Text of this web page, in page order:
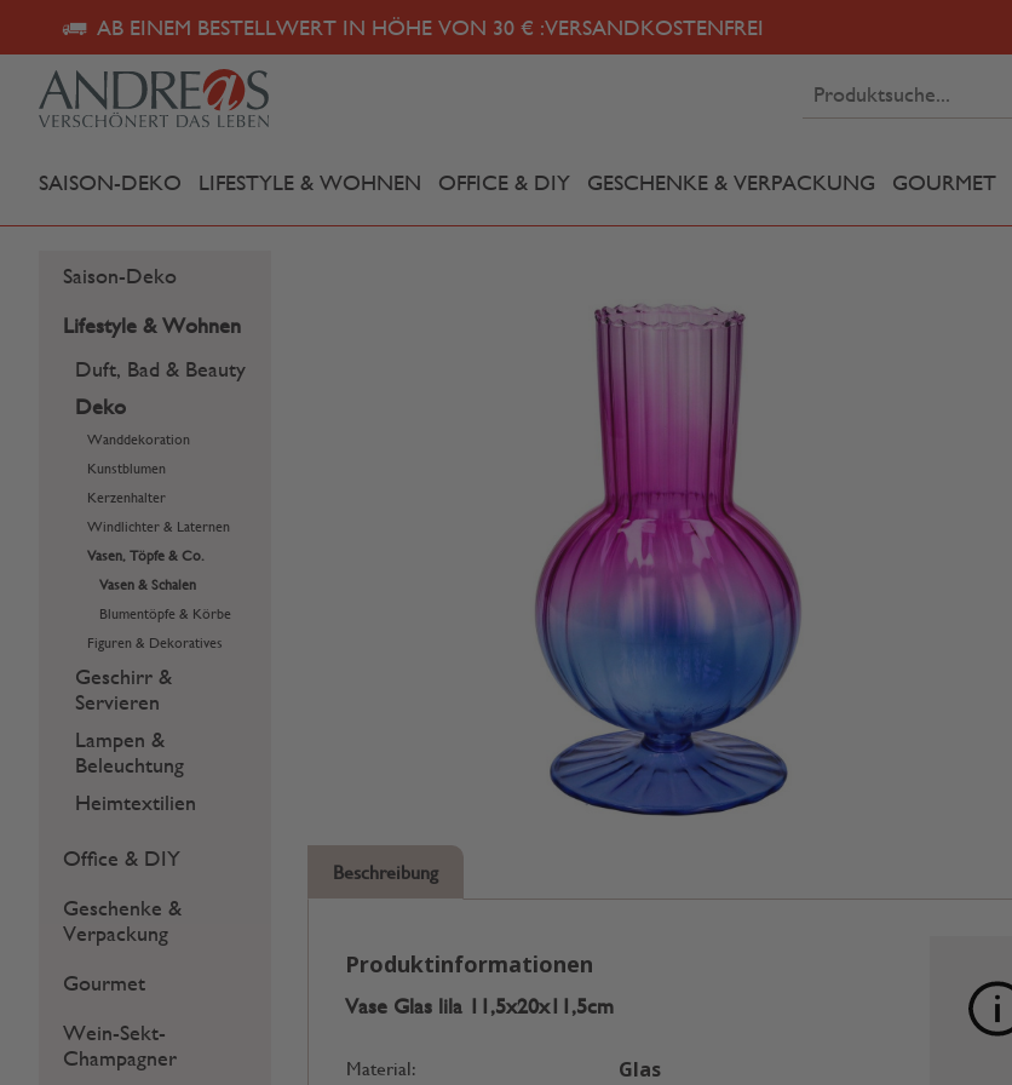
AB EINEM BESTELLWERT IN HÖHE VON 30 € :VERSANDKOSTENFREI
SAISON-DEKO LIFESTYLE & WOHNEN OFFICE & DIY GESCHENKE & VERPACKUNG GOURMET
Saison-Deko
Lifestyle & Wohnen
Duft, Bad & Beauty
Deko
Wanddekoration
Kunstblumen
Kerzenhalter
Windlichter & Laternen
Vasen, Töpfe & Co.
Vasen & Schalen
Blumentöpfe & Körbe
Figuren & Dekoratives
Geschirr &
Servieren
Lampen &
Beleuchtung
Heimtextilien
Office & DIY
Geschenke &
Verpackung
Gourmet
Wein-Sekt-
Champagner
Beschreibung
Produktinformationen
Vase Glas lila 11,5x20x11,5cm
Material: Glas